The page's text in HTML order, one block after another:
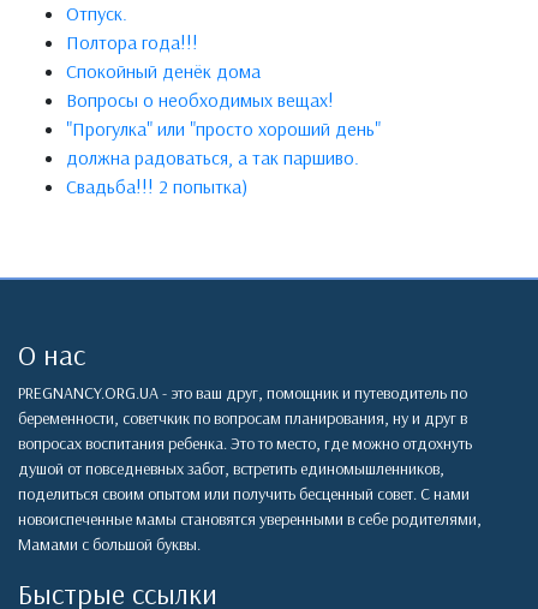
Отпуск.
Полтора года!!!
Спокойный денёк дома
Вопросы о необходимых вещах!
"Прогулка" или "просто хороший день"
должна радоваться, а так паршиво.
Свадьба!!! 2 попытка)
О нас
PREGNANCY.ORG.UA - это ваш друг, помощник и путеводитель по
беременности, советчкик по вопросам планирования, ну и друг в
вопросах воспитания ребенка. Это то место, где можно отдохнуть
душой от повседневных забот, встретить единомышленников,
поделиться своим опытом или получить бесценный совет. С нами
новоиспеченные мамы становятся уверенными в себе родителями,
Мамами с большой буквы.
Быстрые ссылки